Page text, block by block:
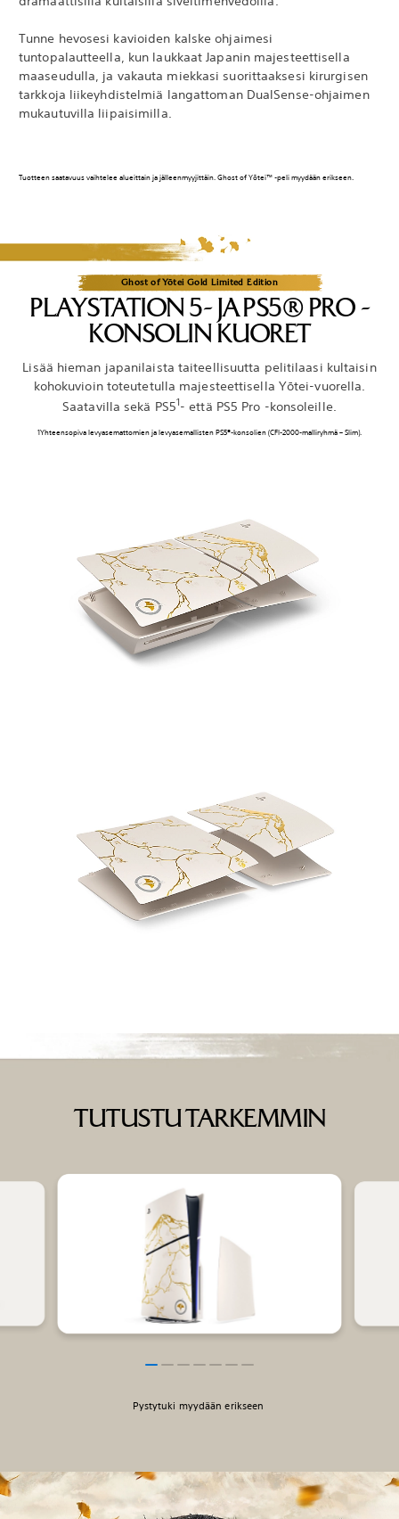
Tunne hevosesi kavioiden kalske ohjaimesi
tuntopalautteella, kun laukkaat Japanin majesteettisella
maaseudulla, ja vakauta miekkasi suorittaaksesi kirurgisen
tarkkoja liikeyhdistelmiä langattoman DualSense-ohjaimen
mukautuvilla liipaisimilla.
Tuotteen saatavuus vaihtelee alueittain ja jälleenmyyjittäin. Ghost of Yōtei™ -peli myydään erikseen.
Ghost of Yōtei Gold Limited Edition
PLAYSTATION 5- JA PS5® PRO -
KONSOLIN KUORET
Lisää hieman japanilaista taiteellisuutta pelitilaasi kultaisin
kohokuvioin toteutetulla majesteettisella Yōtei-vuorella.
Saatavilla sekä PS51- että PS5 Pro -konsoleille.
1Yhteensopiva levyasemattomien ja levyasemallisten PS5®-konsolien (CFI-2000-malliryhmä – Slim).
TUTUSTU TARKEMMIN
Pystytuki myydään erikseen